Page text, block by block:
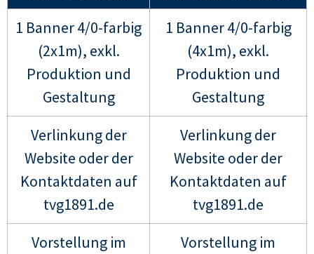
1 Banner 4/0-farbig
(2x1m), exkl.
Produktion und
Gestaltung
1 Banner 4/0-farbig
(4x1m), exkl.
Produktion und
Gestaltung
Verlinkung der
Website oder der
Kontaktdaten auf
tvg1891.de
Verlinkung der
Website oder der
Kontaktdaten auf
tvg1891.de
Vorstellung im
Vorstellung im